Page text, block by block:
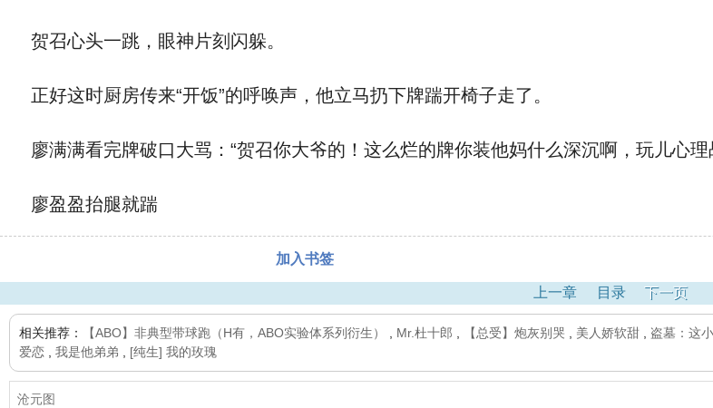
贺召心头一跳，眼神片刻闪躲。
正好这时厨房传来“开饭”的呼唤声，他立马扔下牌踹开椅子走了。
廖满满看完牌破口大骂：“贺召你大爷的！这么烂的牌你装他妈什么深沉啊，玩儿心理
廖盈盈抬腿就踹
加入书签
上一章 目录 下一页
相关推荐： 【ABO】非典型带球跑（H有，ABO实验体系列衍生） Mr.杜十郎 【总受】炮灰别哭 美人娇软甜 盗墓：这
爱恋
我是他弟弟 [纯生] 我的玫瑰